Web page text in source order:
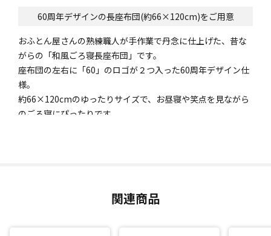
60周年デザインの長座布団(約66×120cm)をご用意
おふとん屋さんの熟練職人が手作業で丹念に仕上げた、昔な
がらの「和風ごろ寝長座布団」です。
座布団の左右に「60」のロゴが２つ入った60周年デザイン仕
様。
約66×120cmのゆったりサイズで、お昼寝や笑点を見ながら
のごろ寝にぴったりです。
関連商品